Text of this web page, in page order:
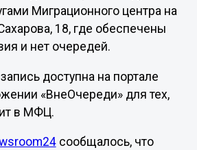
Миграционного центра на
18, где обеспечены
и нет очередей.
доступна на портале
«ВнеОчереди» для тех,
в МФЦ.
сообщалось, что